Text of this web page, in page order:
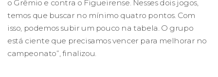
o Grêmio e contra o Figueirense. Nesses dois jogos,
temos que buscar no mínimo quatro pontos. Com
isso, podemos subir um pouco na tabela. O grupo
está ciente que precisamos vencer para melhorar no
campeonato”, finalizou.